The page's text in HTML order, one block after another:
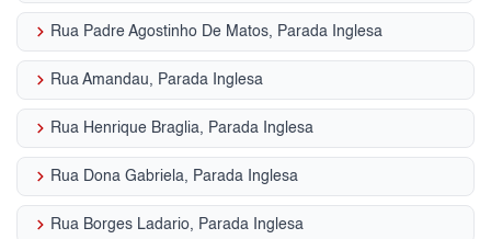
keyboard_arrow_right Rua Padre Agostinho De Matos, Parada Inglesa
keyboard_arrow_right Rua Amandau, Parada Inglesa
keyboard_arrow_right Rua Henrique Braglia, Parada Inglesa
keyboard_arrow_right Rua Dona Gabriela, Parada Inglesa
keyboard_arrow_right Rua Borges Ladario, Parada Inglesa